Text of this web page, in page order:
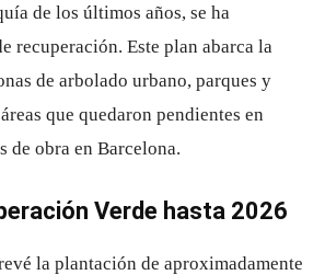
de los últimos años, se ha
recuperación. Este plan abarca la
de arbolado urbano, parques y
que quedaron pendientes en
de obra en Barcelona.
Verde hasta 2026
la plantación de aproximadamente